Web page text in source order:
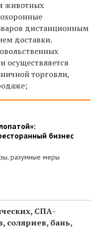
животных
дистанционным
доставки.
осуществляется
торговли,
бизнес
разумные меры
СПА-
соляриев, бань,